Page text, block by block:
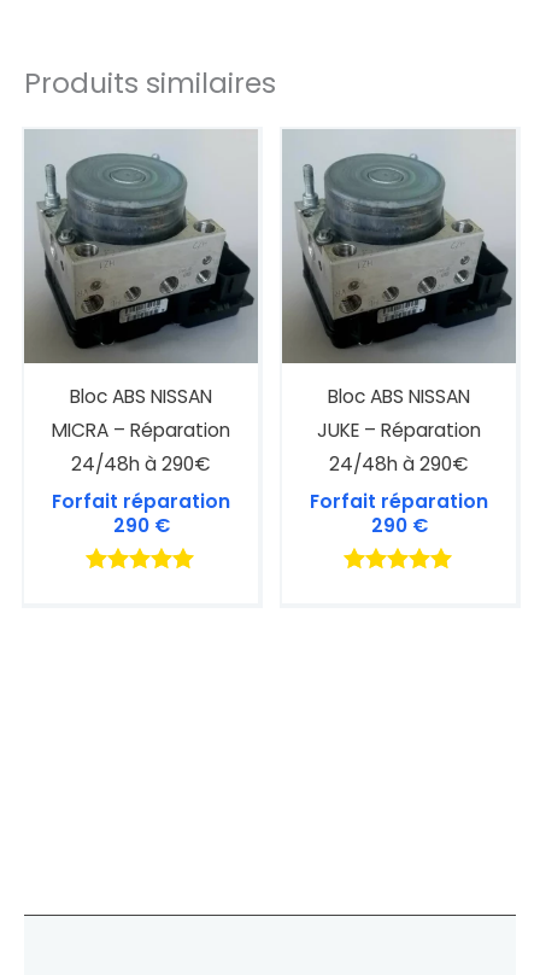
Produits similaires
Bloc ABS NISSAN
MICRA – Réparation
24/48h à 290€
Forfait réparation
290 €
Bloc ABS NISSAN
JUKE – Réparation
24/48h à 290€
Forfait réparation
290 €